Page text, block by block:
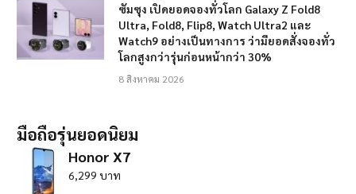
ซัมซุง เปิดยอดจองทั่วโลก Galaxy Z Fold8
Ultra, Fold8, Flip8, Watch Ultra2 และ
Watch9 อย่างเป็นทางการ ว่ามียอดสั่งจองทั่ว
โลกสูงกว่ารุ่นก่อนหน้ากว่า 30%
8 สิงหาคม 2026
มือถือรุ่นยอดนิยม
Honor X7
6,299 บาท